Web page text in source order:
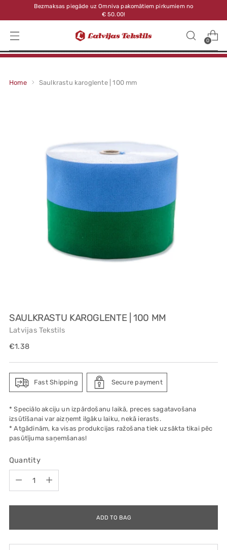
Bezmaksas piegāde uz Omniva pakomātiem pirkumiem no
€ 50.00!
0
Home Saulkrastu karoglente | 100 mm
SAULKRASTU KAROGLENTE | 100 MM
Latvijas Tekstils
Regular
€1.38
Fast Shipping Secure payment
* Speciālo akciju un izpārdošanu laikā, preces sagatavošana
izsūtīšanai var aizņemt ilgāku laiku, nekā ierasts.
* Atgādinām, ka visas produkcijas ražošana tiek uzsākta tikai pēc
pasūtījuma saņemšanas!
Quantity
ADD TO BAG